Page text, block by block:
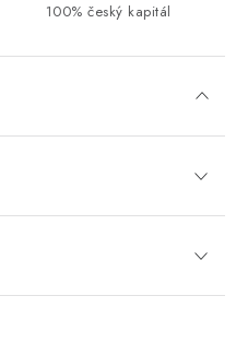
100% český kapitál